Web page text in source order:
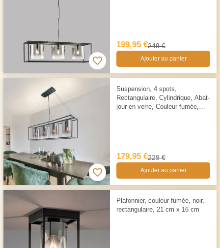
199,95 €249 €
Ajouter au panier
Suspension, 4 spots,
Rectangulaire, Cylindrique, Abat-
jour en verre, Couleur fumée,
179,95 €229 €
Ajouter au panier
Plafonnier, couleur fumée, noir,
rectangulaire, 21 cm x 16 cm